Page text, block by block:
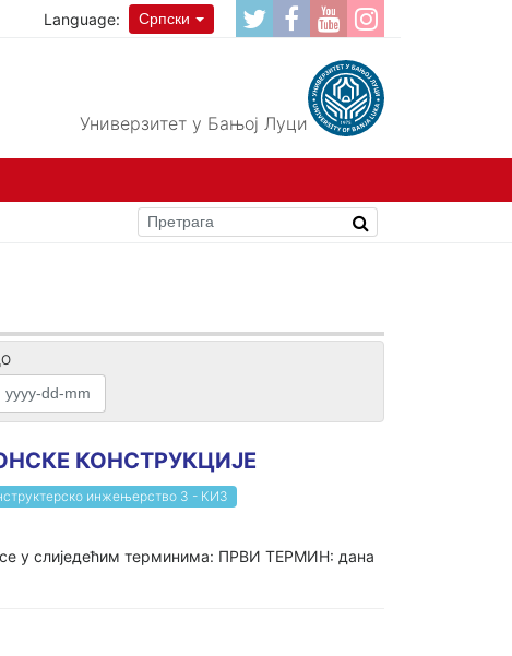
Language: Српски
Универзитет у Бањој Луци
КОНСТРУКЦИЈЕ
инжењерство 3 - КИ3
у слиједећим терминима: ПРВИ ТЕРМИН: дана